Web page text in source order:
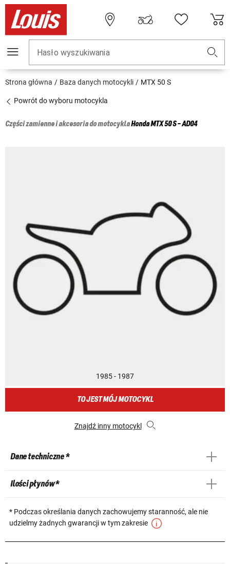
Hasło wyszukiwania
Strona główna Baza danych motocykli MTX 50 S
Powrót do wyboru motocykla
Części zamienne i akcesoria do motocyklaHondaMTX 50 S - AD04
1985 - 1987
TO JEST MÓJ MOTOCYKL
Znajdź inny motocykl
Dane techniczne *
Ilości płynów *
* Podczas określania danych zachowujemy staranność, ale nie
udzielmy żadnych gwarancji w tym zakresie